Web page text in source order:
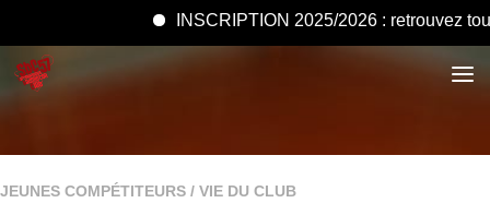
INSCRIPTION 2025/2026 : retrouvez
JEUNES COMPÉTITEURS / VIE DU CLUB